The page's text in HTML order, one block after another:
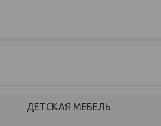
ДЕТСКАЯ МЕБЕЛЬ